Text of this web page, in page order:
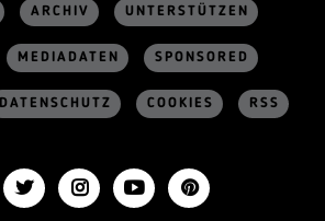
ARCHIV UNTERSTÜTZEN
MEDIADATEN SPONSORED
DATENSCHUTZ COOKIES RSS